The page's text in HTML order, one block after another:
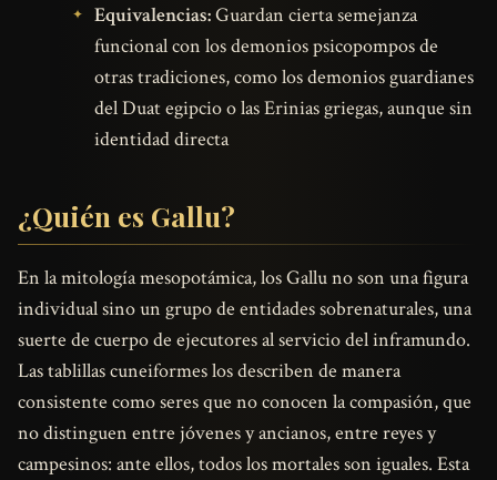
Equivalencias:Guardan cierta semejanza
funcional con los demonios psicopompos de
otras tradiciones, como los demonios guardianes
del Duat egipcio o las Erinias griegas, aunque sin
identidad directa
¿Quién es Gallu?
En la mitología mesopotámica, los Gallu no son una figura
individual sino un grupo de entidades sobrenaturales, una
suerte de cuerpo de ejecutores al servicio del inframundo.
Las tablillas cuneiformes los describen de manera
consistente como seres que no conocen la compasión, que
no distinguen entre jóvenes y ancianos, entre reyes y
campesinos: ante ellos, todos los mortales son iguales. Esta